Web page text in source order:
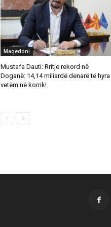
Maqedoni
Mustafa Dauti: Rritje rekord në
Doganë: 14,14 miliardë denarë të hyra
vetëm në korrik!